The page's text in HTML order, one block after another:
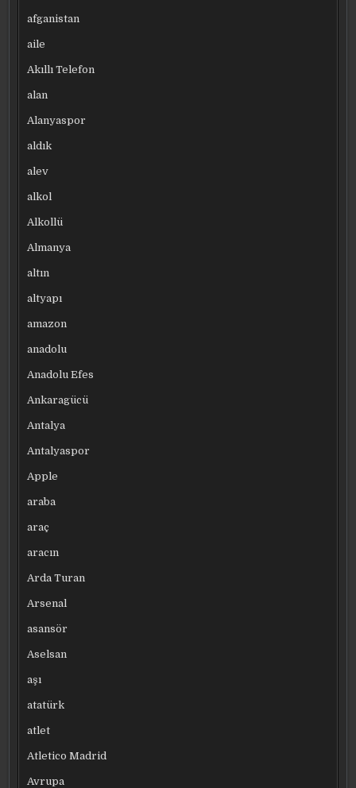
afganistan
aile
Akıllı Telefon
alan
Alanyaspor
aldık
alev
alkol
Alkollü
Almanya
altın
altyapı
amazon
anadolu
Anadolu Efes
Ankaragücü
Antalya
Antalyaspor
Apple
araba
araç
aracın
Arda Turan
Arsenal
asansör
Aselsan
aşı
atatürk
atlet
Atletico Madrid
Avrupa